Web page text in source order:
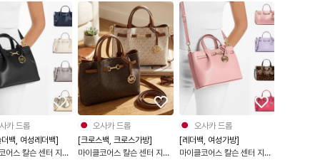
카 드롭
백, 여성레더백]
어스 칼슨 센터 지퍼
오사카 드롭
[크로스백, 크로스가방]
마이클코어스 칼슨 센터 지퍼
오사카 드롭
[레더백, 여성가방]
마이클코어스 칼슨 센터 지퍼